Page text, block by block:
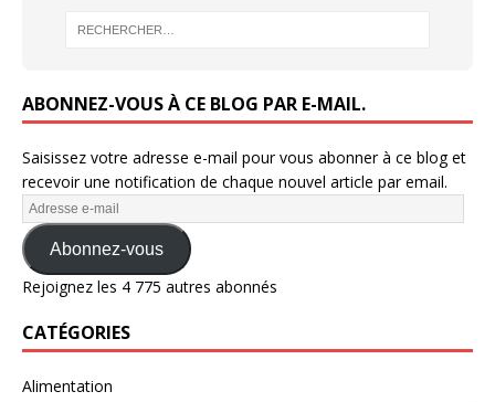
ABONNEZ-VOUS À CE BLOG PAR E-MAIL.
Saisissez votre adresse e-mail pour vous abonner à ce blog et
recevoir une notification de chaque nouvel article par email.
Abonnez-vous
Rejoignez les 4 775 autres abonnés
CATÉGORIES
Alimentation